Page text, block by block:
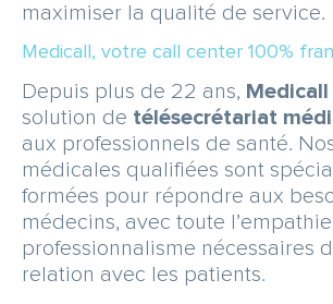
maximiser la qualité de service.
Medicall, votre call center 100%
Depuis plus de 22 ans, Medicall
solution de télésecrétariat
aux professionnels de santé.
médicales qualifiées sont
formées pour répondre aux
médecins, avec toute
professionnalisme nécessaires
relation avec les patients.